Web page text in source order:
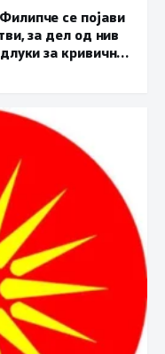
се појави
за дел од нив
за кривични